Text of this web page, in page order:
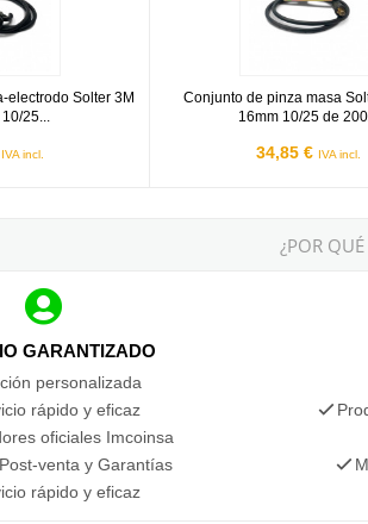
electrodo Solter 3M
25...
IVA incl.
Conjunto de pinza masa
16mm 10/25 de
34,85 € IVA incl.
¿POR
GARANTIZADO
personalizada
rápido y eficaz
oficiales Imcoinsa
venta y Garantías
rápido y eficaz